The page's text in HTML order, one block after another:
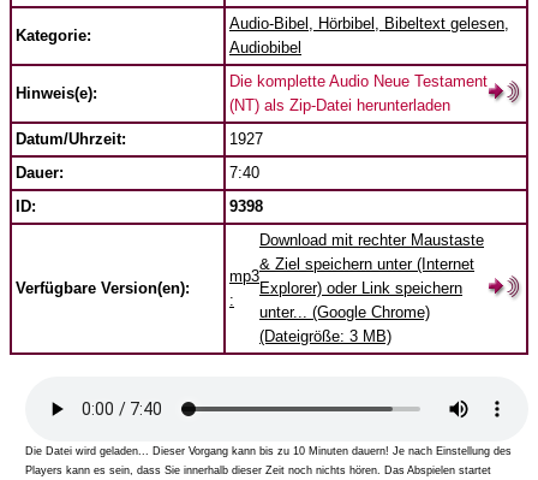
Kategorie:
Audio-Bibel, Hörbibel, Bibeltext gelesen,
Audiobibel
Hinweis(e):
Die komplette Audio Neue Testament
(NT) als Zip-Datei herunterladen
Datum/Uhrzeit:
1927
Dauer:
7:40
ID:
9398
Verfügbare Version(en):
mp3
:
Download mit rechter Maustaste
& Ziel speichern unter (Internet
Explorer) oder Link speichern
unter... (Google Chrome)
(Dateigröße: 3 MB)
Die Datei wird geladen... Dieser Vorgang kann bis zu 10 Minuten dauern! Je nach Einstellung des
Players kann es sein, dass Sie innerhalb dieser Zeit noch nichts hören. Das Abspielen startet